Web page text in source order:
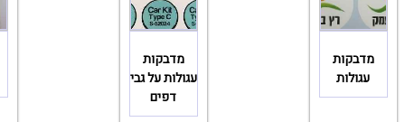
מדבקות
עגולות
מדבקות
עגולות על גבי
דפים